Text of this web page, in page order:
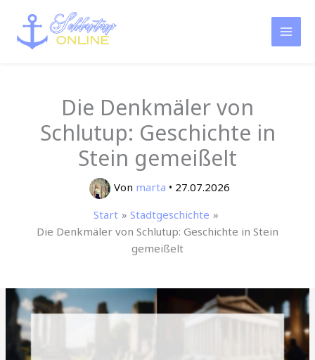
Inhalt
springen
Die Denkmäler von
Schlutup: Geschichte in
Stein gemeißelt
Von marta • 27.07.2026
Start
Stadtgeschichte
Die Denkmäler von Schlutup: Geschichte in Stein
gemeißelt